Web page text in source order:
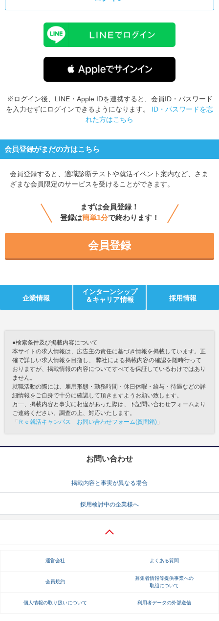
※ログイン後、LINE・Apple IDを連携すると、会員ID・パスワード
を入力せずにログインできるようになります。 ID・パスワードを忘
れた方はこちら
会員登録がまだの方はこちら
会員登録すると、 適職診断テストや就活イベント案内など、さま
ざまな会員限定のサービスを受けることができます。
まずは会員登録！
登録は簡単1分で終わります！
会員登録
企業情報
インターンシップ
＆キャリア情報
採用情報
●検索条件及び掲載内容について
本サイトの求人情報は、広告主の責任に基づき情報を掲載しています。正
確で詳しい求人情報を目指し、 弊社による掲載内容の確認を随時行って
おりますが、掲載情報の内容についてすべてを保証しているわけではあり
ません。
就職活動の際には、雇用形態・勤務時間・休日休暇・給与・待遇などの詳
細情報をご自身で十分に確認して頂きますようお願い致します。
万一、掲載内容と事実に相違があった際は、下記問い合わせフォームより
ご連絡ください。調査の上、対応いたします。
「 Ｒｅ就活キャンパス お問い合わせフォーム(質問箱) 」
お問い合わせ
掲載内容と事実が異なる場合
採用検討中の企業様へ
運営会社 よくある質問
会員規約
募集者情報等提供事業への
取組について
個人情報の取り扱いについて 利用者データの外部送信